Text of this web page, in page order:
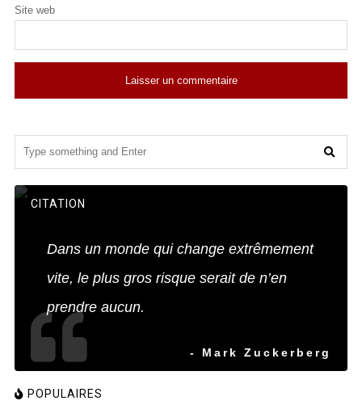
Site web
CITATION
Dans un monde qui change extrêmement
vite, le plus gros risque serait de n’en
prendre aucun.
- Mark Zuckerberg
POPULAIRES